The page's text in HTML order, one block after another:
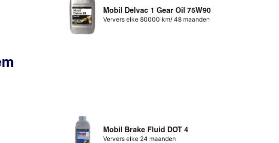
Mobil Delvac 1 Gear Oil 75W90
Ververs elke 80000 km/ 48 maanden
Mobil Brake Fluid DOT 4
Ververs elke 24 maanden